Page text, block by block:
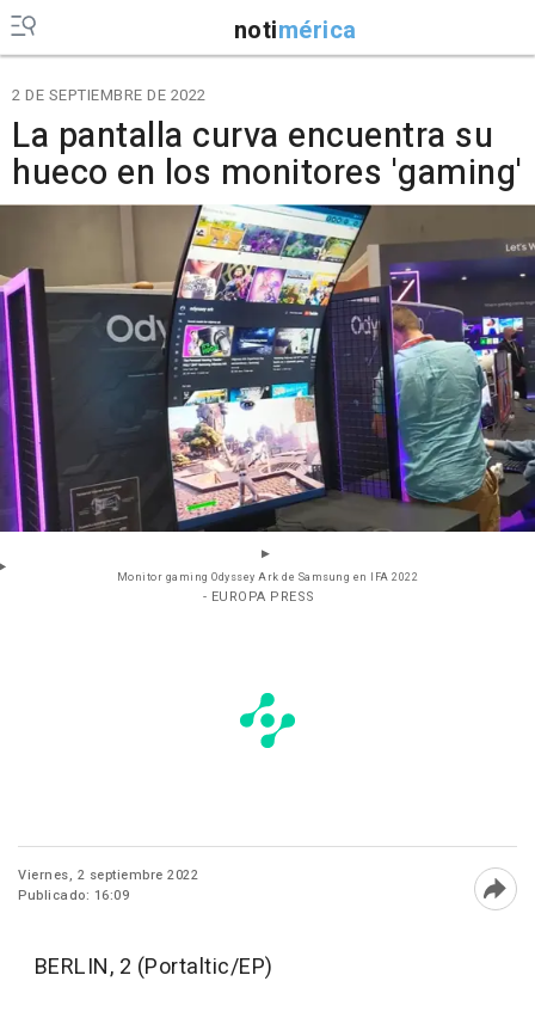
notimérica
2 DE SEPTIEMBRE DE 2022
La pantalla curva encuentra su
hueco en los monitores 'gaming'
Monitor gaming Odyssey Ark de Samsung en IFA 2022
- EUROPA PRESS
Viernes, 2 septiembre 2022
Publicado: 16:09
BERLIN, 2 (Portaltic/EP)